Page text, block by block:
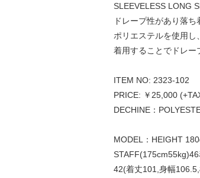
SLEEVELESS LONG
ドレープ性があり落
ポリエステルを使用し
着用することでドレー
ITEM NO: 2323-102
PRICE: ￥25,000
DECHINE：
MODEL：HEIGHT
STAFF(175cm55kg)46
42(着丈101,身幅